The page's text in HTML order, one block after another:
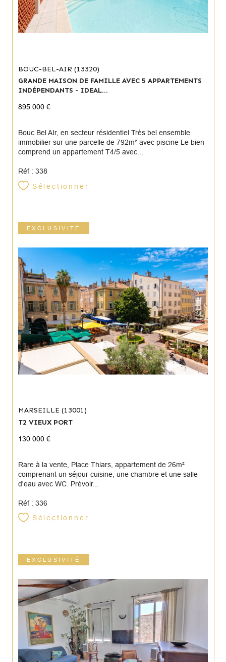
BOUC-BEL-AIR (13320)
GRANDE MAISON DE FAMILLE AVEC 5 APPARTEMENTS
INDÉPENDANTS - IDEAL...
895 000 €
Bouc Bel AIr, en secteur résidentiel Très bel ensemble
immobilier sur une parcelle de 792m² avec piscine Le bien
comprend un appartement T4/5 avec...
Réf : 338
Sélectionner
EXCLUSIVITÉ
MARSEILLE (13001)
T2 VIEUX PORT
130 000 €
Rare à la vente, Place Thiars, appartement de 26m²
comprenant un séjour cuisine, une chambre et une salle
d'eau avec WC. Prévoir...
Réf : 336
Sélectionner
EXCLUSIVITÉ